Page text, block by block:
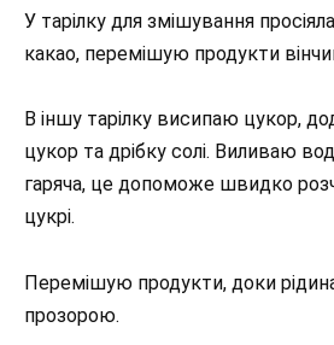
У тарілку для змішування
какао, перемішую продукти
В іншу тарілку висипаю цукор,
цукор та дрібку солі. Виливаю
гаряча, це допоможе швидко
цукрі.
Перемішую продукти, доки
прозорою.